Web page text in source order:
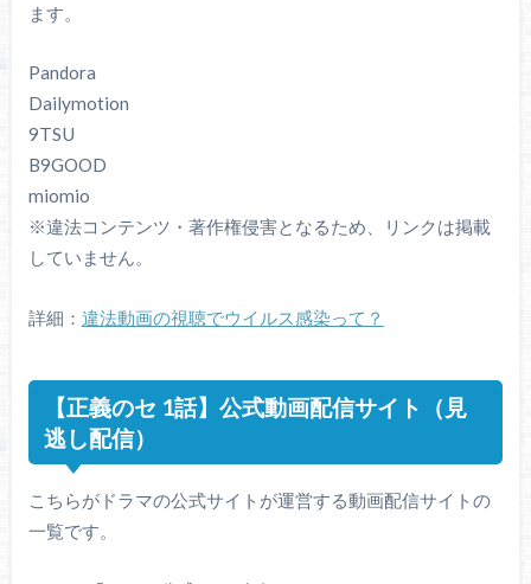
ます。
Pandora
Dailymotion
9TSU
B9GOOD
miomio
※違法コンテンツ・著作権侵害となるため、リンクは掲載
していません。
詳細： 違法動画の視聴でウイルス感染って？
【正義のセ 1話】公式動画配信サイト（見
逃し配信）
こちらがドラマの公式サイトが運営する動画配信サイトの
一覧です。